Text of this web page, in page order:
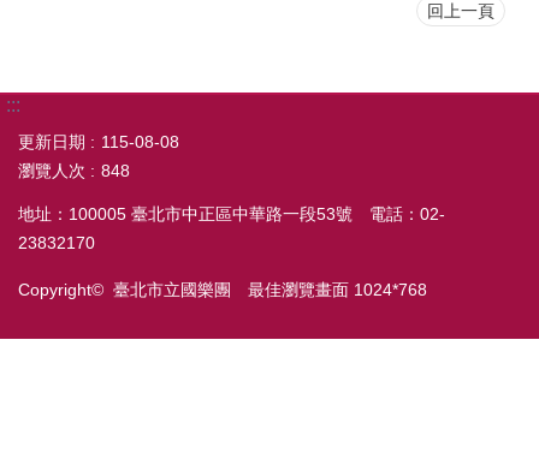
回上一頁
:::
更新日期
115-08-08
瀏覽人次
848
地址：100005 臺北市中正區中華路一段53號 電話：02-
23832170
Copyright© 臺北市立國樂團 最佳瀏覽畫面 1024*768